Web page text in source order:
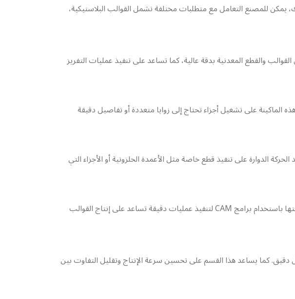
للمصنع التعامل مع متطلبات مختلفة تشمل القوالب البلاستيكية،
والقطع المعدنية بدقة عالية، كما تساعد على تنفيذ عمليات التفريز
الماكينة على تشغيل أجزاء تحتاج إلى زوايا متعددة أو تفاصيل دقيقة
الدوارة على تنفيذ قطع خاصة مثل الأعمدة الحلزونية أو الأجزاء التي
تستخدم ماكينة التشغيل ثلاثية المحاور بشكل واسع في تصنيع القوالب والأجزاء الصناعية. ويتم برمجتها باستخدام برامج CAM لتنفيذ عمليات دقيقة تساعد على إنتاج القوالب
دقيق. كما يساعد هذا القسم على تحسين سرعة الإنتاج وتقليل التفاوت بين